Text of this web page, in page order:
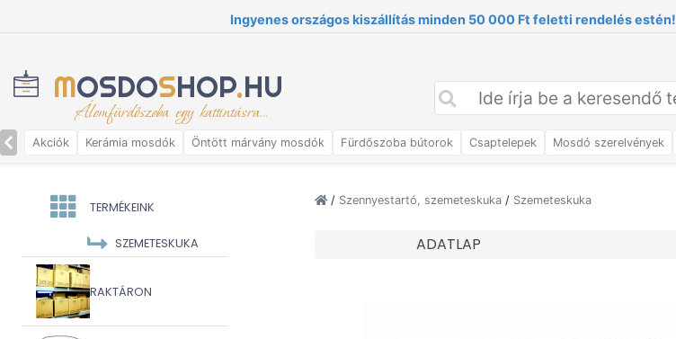
Ingyenes országos kiszállítás minden 50 000 Ft feletti rendelés estén!
MOSDOSHOP.HU
Álomfürdőszoba egy kattintásra...
Akciók Kerámia mosdók Öntött márvány mosdók Fürdőszoba bútorok Csaptelepek Mosdó szerelvények
TERMÉKEINK
SZEMETESKUKA
RAKTÁRON
/ Szennyestartó, szemeteskuka / Szemeteskuka
ADATLAP